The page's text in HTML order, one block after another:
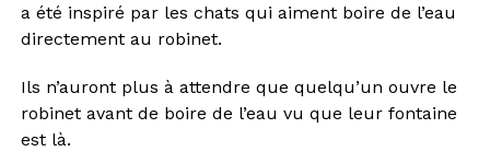
a été inspiré par les chats qui aiment boire de l’eau
directement au robinet.
Ils n’auront plus à attendre que quelqu’un ouvre le
robinet avant de boire de l’eau vu que leur fontaine
est là.